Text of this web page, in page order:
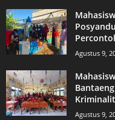
Agustus 9,
Agustus 9,